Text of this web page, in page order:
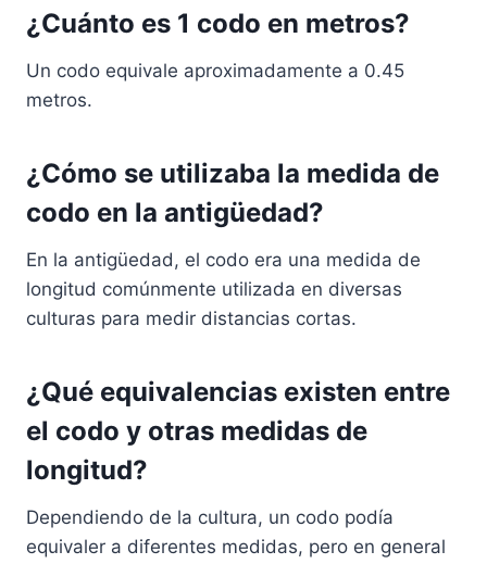
¿Cuánto es 1 codo en metros?
Un codo equivale aproximadamente a 0.45
metros.
¿Cómo se utilizaba la medida de
codo en la antigüedad?
En la antigüedad, el codo era una medida de
longitud comúnmente utilizada en diversas
culturas para medir distancias cortas.
¿Qué equivalencias existen entre
el codo y otras medidas de
longitud?
Dependiendo de la cultura, un codo podía
equivaler a diferentes medidas, pero en general